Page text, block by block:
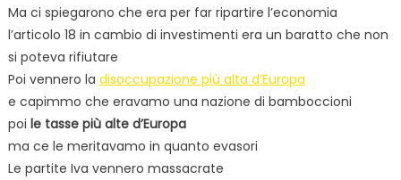
Ma ci spiegarono che era per far ripartire l’economia
l’articolo 18 in cambio di investimenti era un baratto che non
si poteva rifiutare
Poi vennero la disoccupazione più alta d’Europa
e capimmo che eravamo una nazione di bamboccioni
poi le tasse più alte d’Europa
ma ce le meritavamo in quanto evasori
Le partite Iva vennero massacrate